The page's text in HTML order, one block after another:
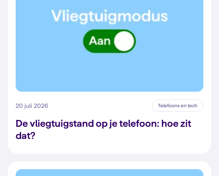
20 juli 2026 Telefoons en tech
De vliegtuigstand op je telefoon: hoe zit
dat?